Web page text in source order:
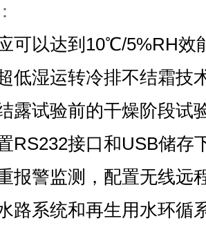
可以达到10℃/5%RH效
低湿运转冷排不结霜技
露试验前的干燥阶段试
RS232接口和USB储存
报警监测，配置无线远
路系统和再生用水环循